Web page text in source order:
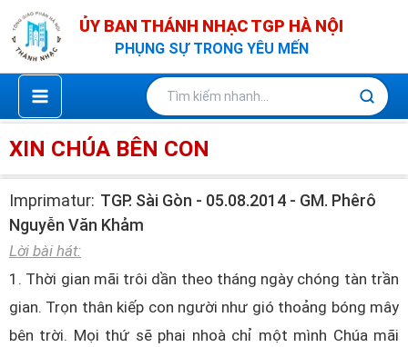
Nhảy
tới
nội
dung
ỦY BAN THÁNH NHẠC TGP HÀ NỘI
PHỤNG SỰ TRONG YÊU MẾN
XIN CHÚA BÊN CON
Imprimatur: TGP. Sài Gòn - 05.08.2014 - GM. Phêrô
Nguyễn Văn Khảm
Lời bài hát:
1. Thời gian mãi trôi dần theo tháng ngày chóng tàn trần
gian. Trọn thân kiếp con người như gió thoảng bóng mây
bên trời. Mọi thứ sẽ phai nhoà chỉ một mình Chúa mãi